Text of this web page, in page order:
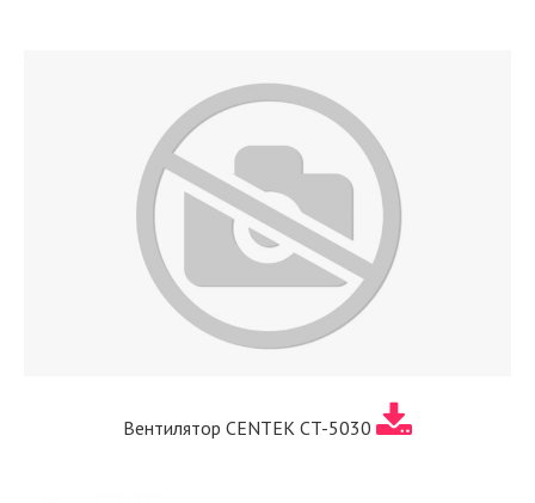
Вентилятор CENTEK CT-5030